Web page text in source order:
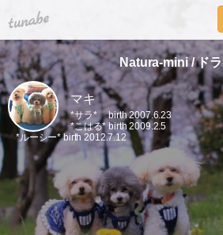
tuna.be
Natura-mini / ド
マキ
*サラ* birth 2007.6.23
*こはる* birth 2009.2.5
*ルーシー* birth 2012.7.12